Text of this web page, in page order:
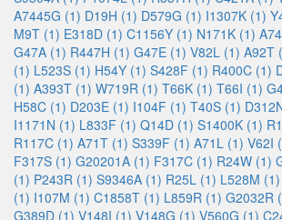
A7445G (1) D19H (1) D579G (1) I1307K (1)
M9T (1) E318D (1) C1156Y (1) N171K (1)
G47A (1) R447H (1) G47E (1) V82L (1) A92T
(1) L523S (1) H54Y (1) S428F (1) R400C (1)
(1) A393T (1) W719R (1) T66K (1) T66I (1)
H58C (1) D203E (1) I104F (1) T40S (1)
I1171N (1) L833F (1) Q14D (1) S1400K (1)
R117C (1) A71T (1) S339F (1) A71L (1) V62I
F317S (1) G20201A (1) F317C (1) R24W (1)
(1) P243R (1) S9346A (1) R25L (1) L528M (1)
(1) I107M (1) C1858T (1) L859R (1) G2032R
G389D (1) V148I (1) V148G (1) V560G (1)